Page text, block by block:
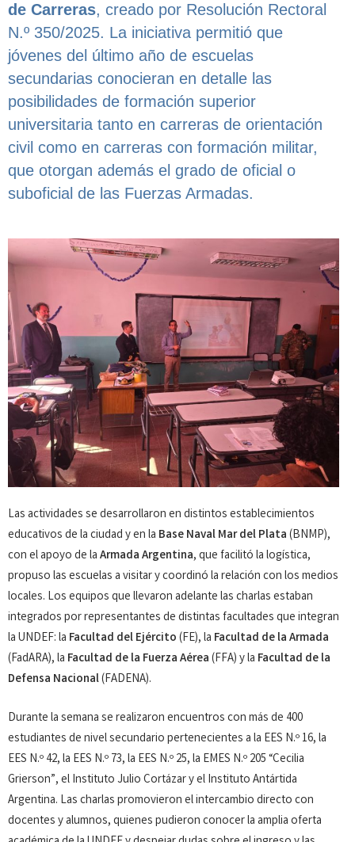
de Carreras, creado por Resolución Rectoral
N.º 350/2025. La iniciativa permitió que
jóvenes del último año de escuelas
secundarias conocieran en detalle las
posibilidades de formación superior
universitaria tanto en carreras de orientación
civil como en carreras con formación militar,
que otorgan además el grado de oficial o
suboficial de las Fuerzas Armadas.
Las actividades se desarrollaron en distintos establecimientos
educativos de la ciudad y en la Base Naval Mar del Plata(BNMP),
con el apoyo de laArmada Argentina, que facilitó la logística,
propuso las escuelas a visitar y coordinó la relación con los medios
locales. Los equipos que llevaron adelante las charlas estaban
integrados por representantes de distintas facultades que integran
la UNDEF: la Facultad del Ejército(FE), la Facultad de la Armada
(FadARA), la Facultad de la Fuerza Aérea(FFA) y la Facultad de la
Defensa Nacional(FADENA).
Durante la semana se realizaron encuentros con más de 400
estudiantes de nivel secundario pertenecientes a la EES N.º 16, la
EES N.º 42, la EES N.º 73, la EES N.º 25, la EMES N.º 205 “Cecilia
Grierson”, el Instituto Julio Cortázar y el Instituto Antártida
Argentina. Las charlas promovieron el intercambio directo con
docentes y alumnos, quienes pudieron conocer la amplia oferta